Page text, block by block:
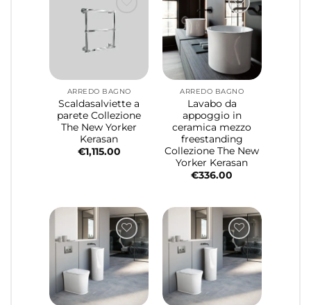
ARREDO BAGNO
Scaldasalviette a
parete Collezione
The New Yorker
Kerasan
€1,115.00
ARREDO BAGNO
Lavabo da
appoggio in
ceramica mezzo
freestanding
Collezione The New
Yorker Kerasan
€336.00